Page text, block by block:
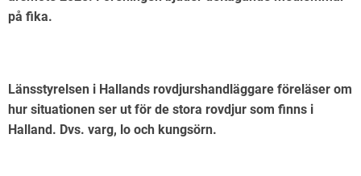
på fika.
Länsstyrelsen i Hallands rovdjurshandläggare föreläser om
hur situationen ser ut för de stora rovdjur som finns i
Halland. Dvs. varg, lo och kungsörn.